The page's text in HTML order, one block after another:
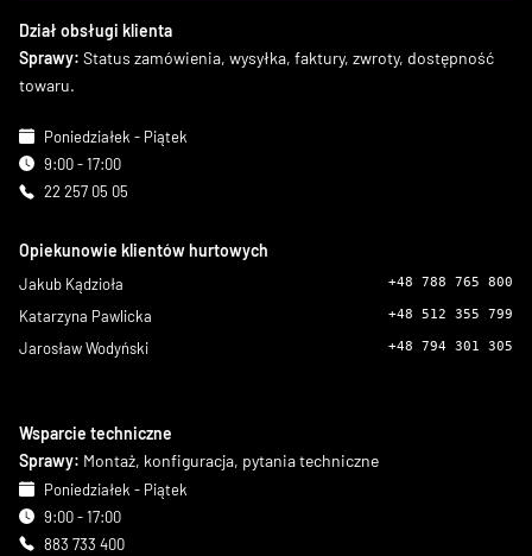
Dział obsługi klienta
Sprawy: Status zamówienia, wysyłka, faktury, zwroty, dostępność
towaru.
Poniedziałek - Piątek
9:00 - 17:00
22 257 05 05
Opiekunowie klientów hurtowych
Jakub Kądzioła +48 788 765 800
Katarzyna Pawlicka +48 512 355 799
Jarosław Wodyński +48 794 301 305
Wsparcie techniczne
Sprawy: Montaż, konfiguracja, pytania techniczne
Poniedziałek - Piątek
9:00 - 17:00
883 733 400